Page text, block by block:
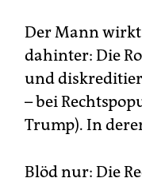
Der Mann wirkt
dahinter: Die
und
– bei
Trump). In
Blöd nur: Die